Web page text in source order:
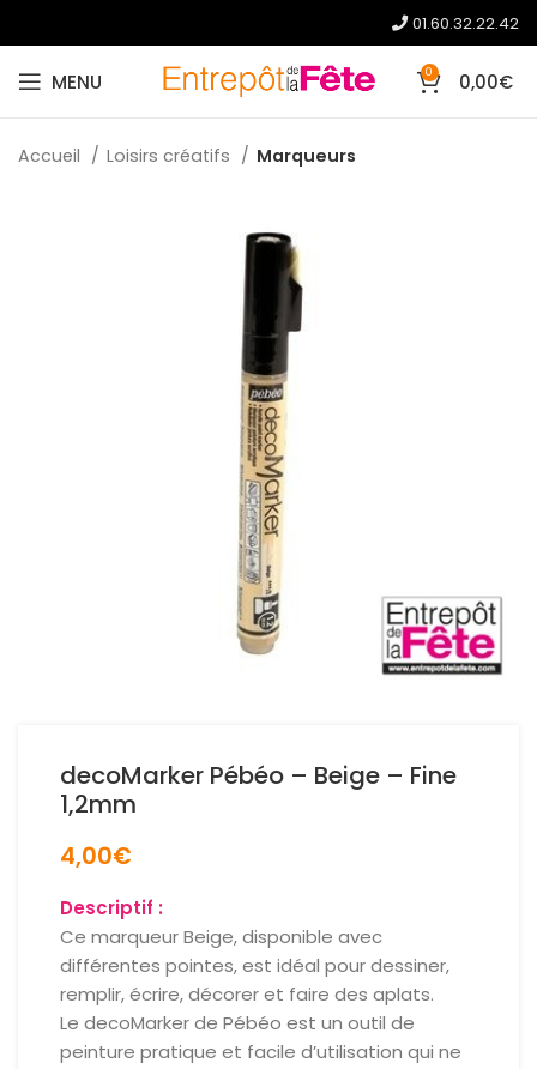
01.60.32.22.42
MENU 0 0,00€
Accueil Loisirs créatifs Marqueurs
decoMarker Pébéo – Beige – Fine
1,2mm
4,00€
Descriptif :
Ce marqueur Beige, disponible avec
différentes pointes, est idéal pour dessiner,
remplir, écrire, décorer et faire des aplats.
Le decoMarker de Pébéo est un outil de
peinture pratique et facile d’utilisation qui ne